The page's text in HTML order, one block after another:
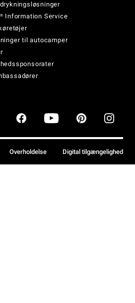
Information Service
til autocamper
Overholdelse Digital tilgængelighed